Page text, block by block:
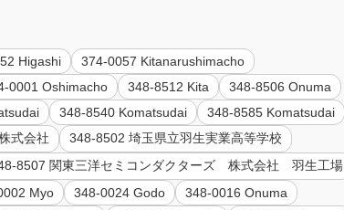
Higashi
374-0057 Kitanarushimacho
0001 Oshimacho 348-8512 Kita
348-8506 Onuma
348-8540 Komatsudai
348-8585 Komatsudai
式会社
348-8502 埼玉県立羽生実業高等学校
8507 関東三洋セミコンダクターズ 株式会社 羽生工場
Myo 348-0024 Godo
348-0016 Onuma